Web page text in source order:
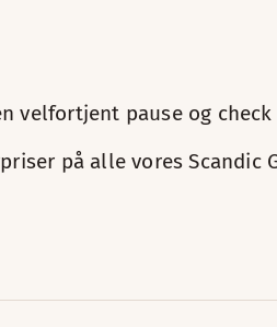
pause og check
på alle vores Scandic